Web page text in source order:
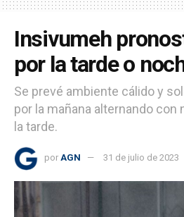
Insivumeh
por la tarde o
Se prevé ambiente cálido y
por la mañana alternando
la tarde.
por AGN 31 de julio de 2023